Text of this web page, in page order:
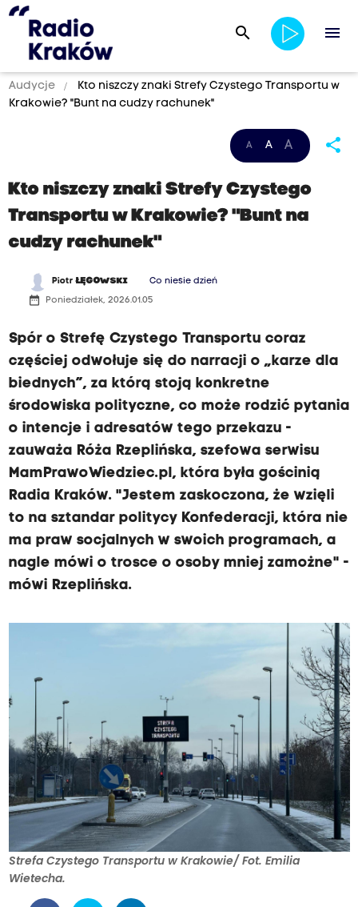
search menu
Audycje
Kto niszczy znaki Strefy Czystego Transportu w
Krakowie? "Bunt na cudzy rachunek"
A A A share
Kto niszczy znaki Strefy Czystego
Transportu w Krakowie? "Bunt na
cudzy rachunek"
PiotrŁĘGOWSKI Co niesie dzień
date_range Poniedziałek, 2026.01.05
Spór o Strefę Czystego Transportu coraz
częściej odwołuje się do narracji o „karze dla
biednych”, za którą stoją konkretne
środowiska polityczne, co może rodzić pytania
o intencje i adresatów tego przekazu -
zauważa Róża Rzeplińska, szefowa serwisu
MamPrawoWiedziec.pl, która była gościnią
Radia Kraków. "Jestem zaskoczona, że wzięli
to na sztandar politycy Konfederacji, która nie
ma praw socjalnych w swoich programach, a
nagle mówi o trosce o osoby mniej zamożne" -
mówi Rzeplińska.
Strefa Czystego Transportu w Krakowie/ Fot. Emilia
Wietecha.